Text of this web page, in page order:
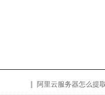
阿里云服务器怎么提